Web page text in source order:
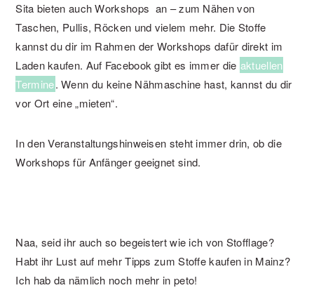
Sita bieten auch Workshops an – zum Nähen von
Taschen, Pullis, Röcken und vielem mehr. Die Stoffe
kannst du dir im Rahmen der Workshops dafür direkt im
Laden kaufen. Auf Facebook gibt es immer die aktuellen
Termine. Wenn du keine Nähmaschine hast, kannst du dir
vor Ort eine „mieten“.
In den Veranstaltungshinweisen steht immer drin, ob die
Workshops für Anfänger geeignet sind.
Naa, seid ihr auch so begeistert wie ich von Stofflage?
Habt ihr Lust auf mehr Tipps zum Stoffe kaufen in Mainz?
Ich hab da nämlich noch mehr in peto!